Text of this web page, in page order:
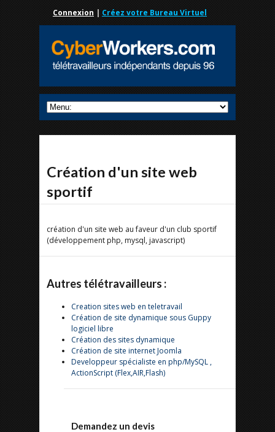
Connexion | Créez votre Bureau Virtuel
Création d'un site web
sportif
création d'un site web au faveur d'un club sportif
(développement php, mysql, javascript)
Autres télétravailleurs :
Creation sites web en teletravail
Création de site dynamique sous Guppy
logiciel libre
Création des sites dynamique
Création de site internet Joomla
Developpeur spécialiste en php/MySQL ,
ActionScript (Flex,AIR,Flash)
Demandez un devis